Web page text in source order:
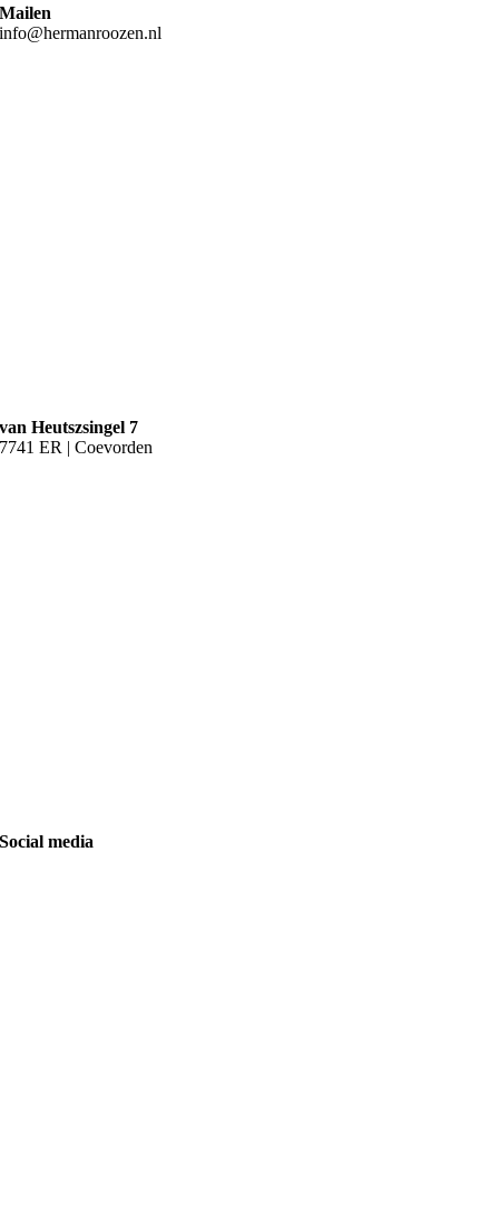
Mailen
info@hermanroozen.nl
van Heutszsingel 7
7741 ER | Coevorden
Social media